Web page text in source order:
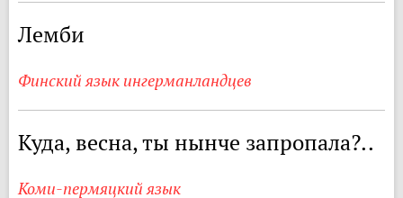
Лемби
Финский язык ингерманландцев
Куда, весна, ты нынче запропала?..
Коми-пермяцкий язык